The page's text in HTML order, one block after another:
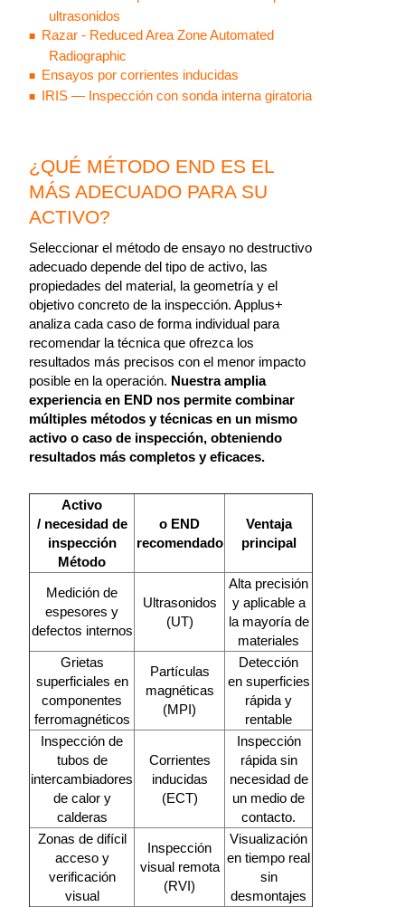
ultrasonidos
Razar - Reduced Area Zone Automated
Radiographic
Ensayos por corrientes inducidas
IRIS — Inspección con sonda interna giratoria
¿QUÉ MÉTODO END ES EL
MÁS ADECUADO PARA SU
ACTIVO?
Seleccionar el método de ensayo no destructivo
adecuado depende del tipo de activo, las
propiedades del material, la geometría y el
objetivo concreto de la inspección. Applus+
analiza cada caso de forma individual para
recomendar la técnica que ofrezca los
resultados más precisos con el menor impacto
posible en la operación. Nuestra amplia
experiencia en END nos permite combinar
múltiples métodos y técnicas en un mismo
activo o caso de inspección, obteniendo
resultados más completos y eficaces.
Activo
/ necesidad de
inspección
Método
o END
recomendado
Ventaja
principal
Medición de
espesores y
defectos internos
Ultrasonidos
(UT)
Alta precisión
y aplicable a
la mayoría de
materiales
Grietas
superficiales en
componentes
ferromagnéticos
Partículas
magnéticas
(MPI)
Detección
en superficies
rápida y
rentable
Inspección de
tubos de
intercambiadores
de calor y
calderas
Corrientes
inducidas
(ECT)
Inspección
rápida sin
necesidad de
un medio de
contacto.
Zonas de difícil
acceso y
verificación
visual
Inspección
visual remota
(RVI)
Visualización
en tiempo real
sin
desmontajes